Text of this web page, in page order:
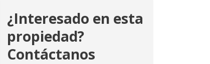
¿Interesado en esta
propiedad?
Contáctanos